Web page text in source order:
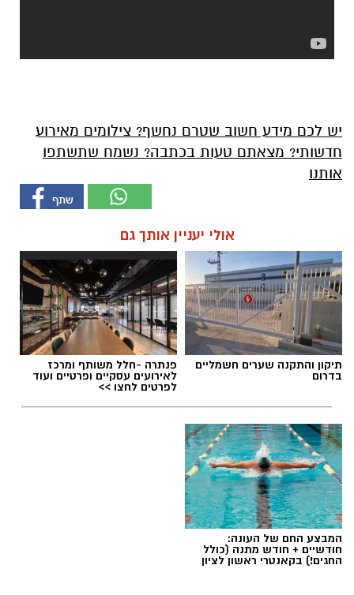
יש לכם מידע חשוב שטרם נחשף? צילומים מאירוע
חדשותי? מצאתם טעות בכתבה? נשמח שתשתפו
אותנו
אולי יעניין אותך גם
תיקון והתקנה שערים חשמליים
בדרום
פנתרה -חלל משותף ומרכז
לאירועים עסקיים ופרטיים ועוד
לפרטים לחצו >>
המבצע החם של העונה:
חודשיים + חודש מתנה (כולל
החגים!) בקאנטרי ראשון לציון